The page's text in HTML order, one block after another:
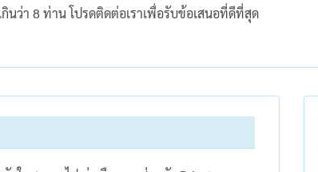
นว่า 8 ท่าน โปรดติดต่อเราเพื่อรับข้อเสนอที่ดีที่สุด